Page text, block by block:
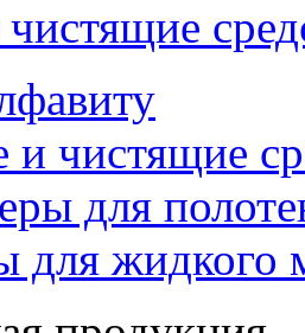
чистящие
для
для жидкого